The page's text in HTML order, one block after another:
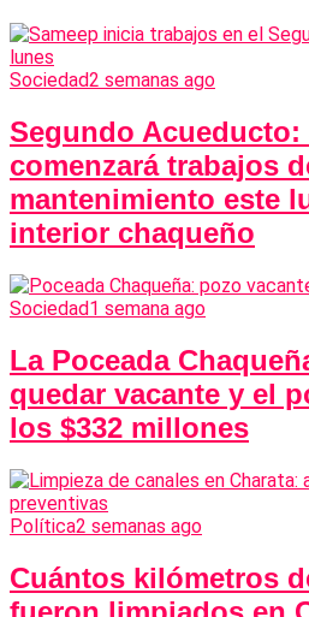
Sociedad2 semanas ago
Segundo Acueducto:
comenzará trabajos
mantenimiento este
interior chaqueño
Sociedad1 semana ago
La Poceada
quedar vacante y el
los $332 millones
Política2 semanas ago
Cuántos kilómetros